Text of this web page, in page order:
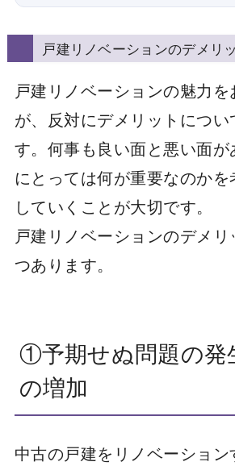
戸建リノベーションのデメリ
戸建リノベーションの魅力
が、反対にデメリットについ
す。何事も良い面と悪い面
にとっては何が重要なのか
していくことが大切です。
戸建リノベーションのデメ
つあります。
①予期せぬ問題の発
の増加
中古の戸建をリノベーショ